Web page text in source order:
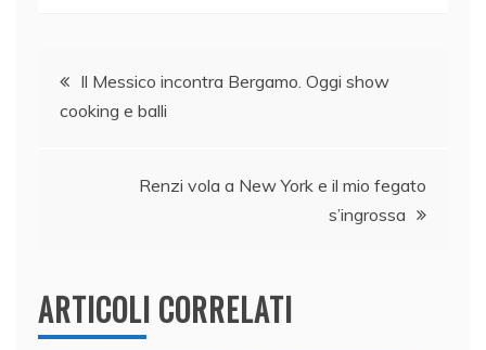
b
o
dI
n
A
vi
Navigazione
articoli
Il Messico incontra Bergamo. Oggi show
cooking e balli
Renzi vola a New York e il mio fegato
s’ingrossa
ARTICOLI CORRELATI